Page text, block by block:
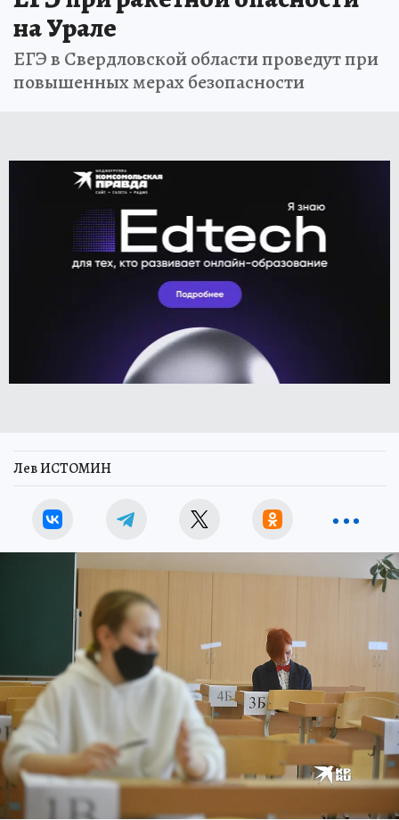
на Урале
ЕГЭ в Свердловской области проведут при
повышенных мерах безопасности
Лев ИСТОМИН